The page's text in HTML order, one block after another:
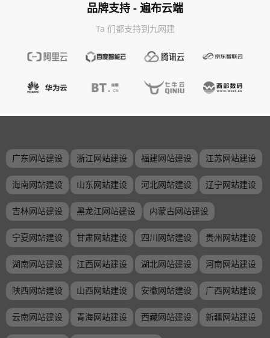
品牌支持 - 遍布云端
Ta 们都支持到九网建
广东网站建设 浙江网站建设 福建网站建设 江苏网站建设
海南网站建设 山东网站建设 河北网站建设 辽宁网站建设
吉林网站建设 黑龙江网站建设 内蒙古网站建设
宁夏网站建设 甘肃网站建设 四川网站建设 贵州网站建设
湖南网站建设 江西网站建设 湖北网站建设 河南网站建设
陕西网站建设 山西网站建设 安徽网站建设 广西网站建设
云南网站建设 青海网站建设 西藏网站建设 新疆网站建设